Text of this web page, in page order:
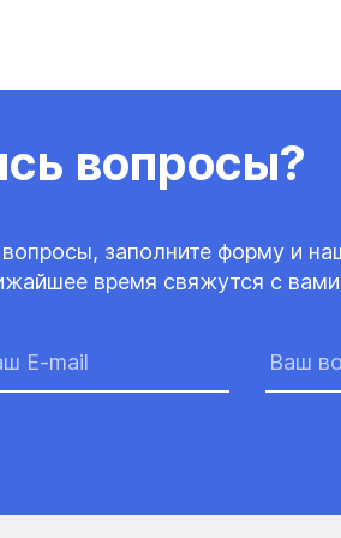
вопросы?
заполните форму и
время свяжутся с вами